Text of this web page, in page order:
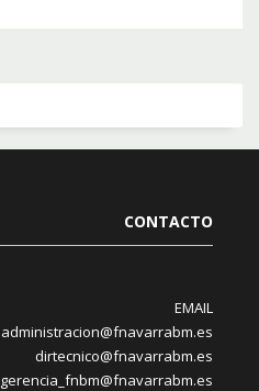
CONTACTO
EMAIL
administracion@fnavarrabm.es
dirtecnico@fnavarrabm.es
gerencia_fnbm@fnavarrabm.es